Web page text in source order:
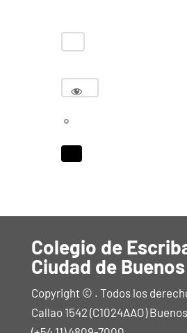
Colegio de
Ciudad de
Copyright © . Todos los
Callao 1542 (C1024AAO)